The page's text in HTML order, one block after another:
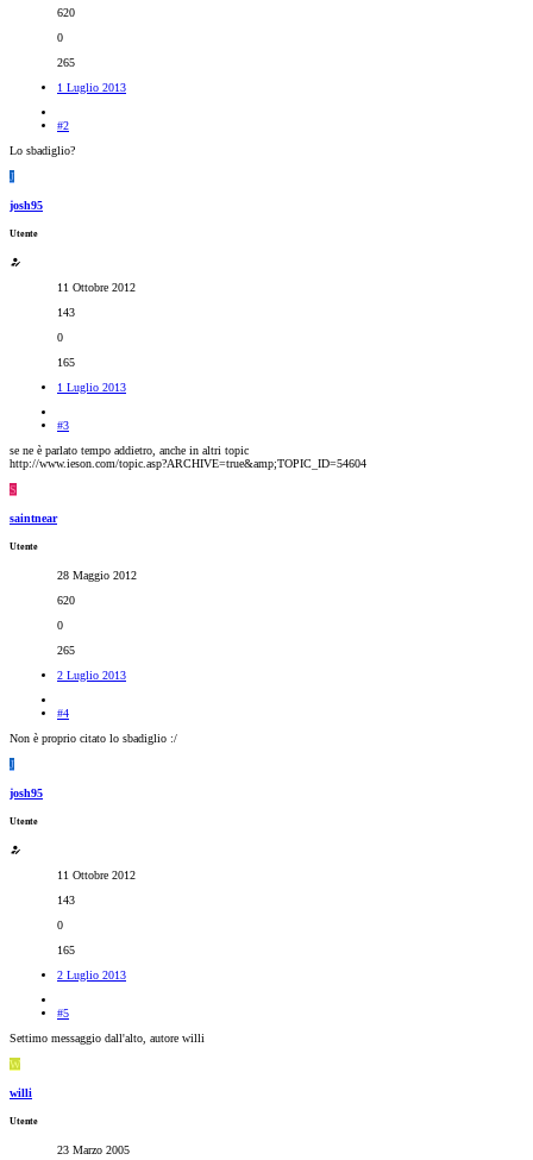
620
0
265
1 Luglio 2013
#2
Lo sbadiglio?
J
josh95
Utente
11 Ottobre 2012
143
0
165
1 Luglio 2013
#3
se ne è parlato tempo addietro, anche in altri topic
http://www.ieson.com/topic.asp?ARCHIVE=true&amp;TOPIC_ID=54604
S
saintnear
Utente
28 Maggio 2012
620
0
265
2 Luglio 2013
#4
Non è proprio citato lo sbadiglio :/
J
josh95
Utente
11 Ottobre 2012
143
0
165
2 Luglio 2013
#5
Settimo messaggio dall'alto, autore willi
W
willi
Utente
23 Marzo 2005